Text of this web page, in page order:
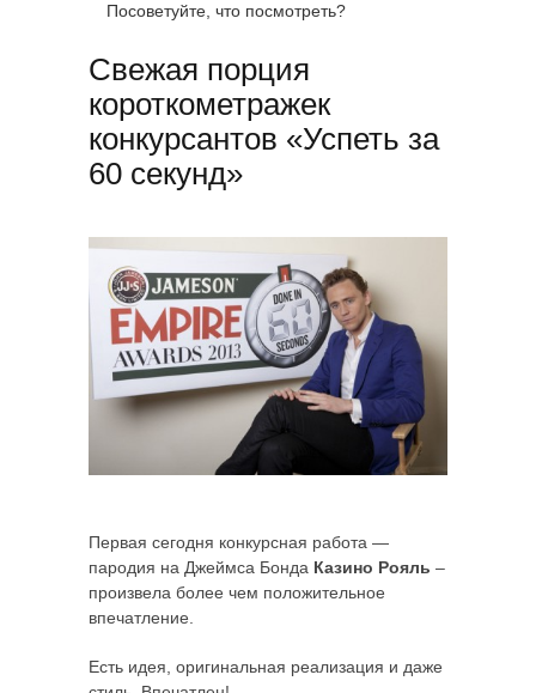
Посоветуйте, что посмотреть?
Свежая порция
короткометражек
конкурсантов «Успеть за
60 секунд»
Первая сегодня конкурсная работа —
пародия на Джеймса Бонда Казино Рояль –
произвела более чем положительное
впечатление.
Есть идея, оригинальная реализация и даже